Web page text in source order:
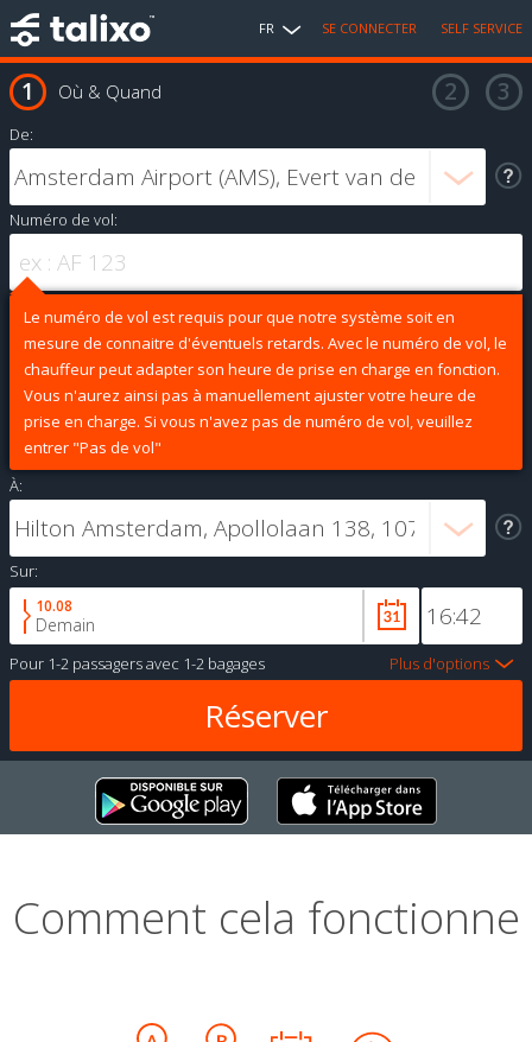
FR SE CONNECTER SELF SERVICE
Où & Quand
De:
Numéro de vol:
Le numéro de vol est requis pour que notre système soit en
mesure de connaitre d'éventuels retards. Avec le numéro de vol, le
chauffeur peut adapter son heure de prise en charge en fonction.
Vous n'aurez ainsi pas à manuellement ajuster votre heure de
prise en charge. Si vous n'avez pas de numéro de vol, veuillez
entrer "Pas de vol"
À:
Sur:
10.08
Demain
Pour 1-2 passagersavec 1-2 bagages Plus d'options
Comment cela fonctionne